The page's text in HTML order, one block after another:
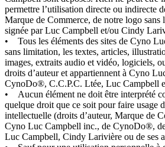
permettre l’utilisation directe ou indirecte
Marque de Commerce, de notre logo sans
signée par Luc Campbell et/ou Cindy
• Tous les éléments des sites de Cyno
sans limitation, les textes, articles,
images, extraits audio et vidéo, logiciels,
droits d’auteur et appartiennent à Cyno
CynoDo®, C.C.P.C. Ltée, Luc Campbell
• Aucun élément ne doit être interprété
quelque droit que ce soit pour faire usage
intellectuelle (droits d’auteur, Marque de
Cyno Luc Campbell inc., de CynoDo®,
Luc Campbell, Cindy Larivière ou de ses